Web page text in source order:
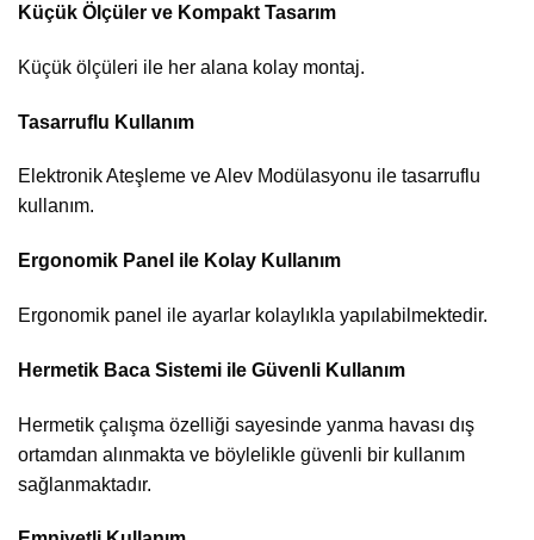
Küçük Ölçüler ve Kompakt Tasarım
Küçük ölçüleri ile her alana kolay montaj.
Tasarruflu Kullanım
Elektronik Ateşleme ve Alev Modülasyonu ile tasarruflu
kullanım.
Ergonomik Panel ile Kolay Kullanım
Ergonomik panel ile ayarlar kolaylıkla yapılabilmektedir.
Hermetik Baca Sistemi ile Güvenli Kullanım
Hermetik çalışma özelliği sayesinde yanma havası dış
ortamdan alınmakta ve böylelikle güvenli bir kullanım
sağlanmaktadır.